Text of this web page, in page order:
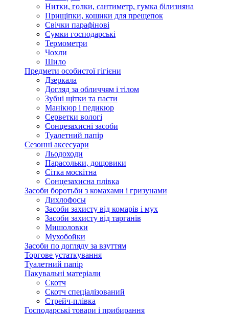
Нитки, голки, сантиметр, гумка білизняна
Прищіпки, кошики для прещепок
Свічки парафінові
Сумки господарські
Термометри
Чохли
Шило
Предмети особистої гігієни
Дзеркала
Догляд за обличчям і тілом
Зубні щітки та пасти
Манікюр і педикюр
Серветки вологі
Сонцезахисні засоби
Туалетний папір
Сезонні аксесуари
Льодоходи
Парасольки, дощовики
Сітка москітна
Сонцезахисна плівка
Засоби боротьби з комахами і гризунами
Дихлофосы
Засоби захисту від комарів і мух
Засоби захисту від тарганів
Мишоловки
Мухобойки
Засоби по догляду за взуттям
Торгове устаткування
Туалетний папір
Пакувальні матеріали
Скотч
Скотч спеціалізований
Стрейч-плівка
Господарські товари і прибирання